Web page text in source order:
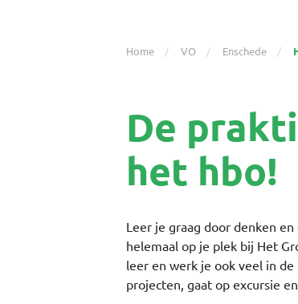
Home VO Enschede
De
het hbo!
Leer je graag door denken
helemaal op je plek bij Het
leer en werk je ook veel in
projecten, gaat op excursie